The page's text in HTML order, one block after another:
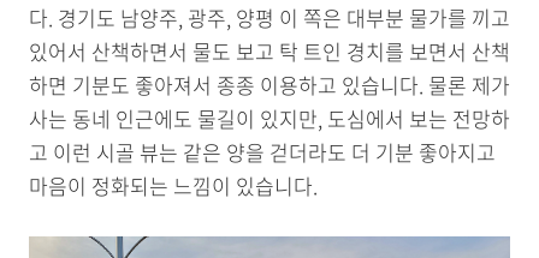
다. 경기도 남양주, 광주, 양평 이 쪽은 대부분 물가를 끼고
있어서 산책하면서 물도 보고 탁 트인 경치를 보면서 산책
하면 기분도 좋아져서 종종 이용하고 있습니다. 물론 제가
사는 동네 인근에도 물길이 있지만, 도심에서 보는 전망하
고 이런 시골 뷰는 같은 양을 걷더라도 더 기분 좋아지고
마음이 정화되는 느낌이 있습니다.